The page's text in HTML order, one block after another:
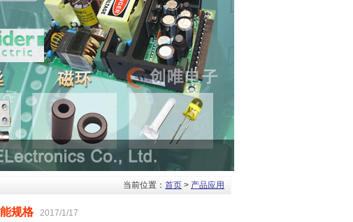
当前位置： 首页 > 产品应用
规格
2017/1/17